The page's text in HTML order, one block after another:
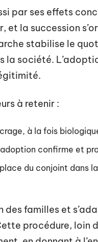
par ses effets
et la succession
stabilise le
la société.
à retenir :
à la fois
confirme et
du conjoint dans
des familles et
procédure, loin